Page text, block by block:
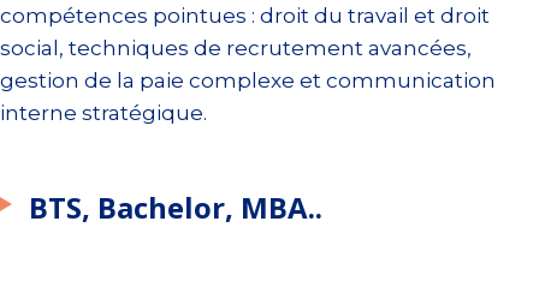
compétences pointues : droit du travail et droit
social, techniques de recrutement avancées,
gestion de la paie complexe et communication
interne stratégique.
BTS, Bachelor, MBA..